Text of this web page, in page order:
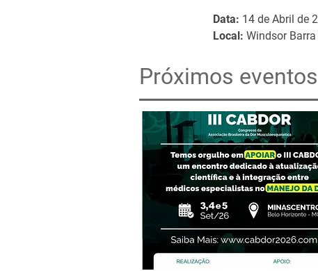
Data: 14 de Abril de
Local: Windsor
Próximos eventos